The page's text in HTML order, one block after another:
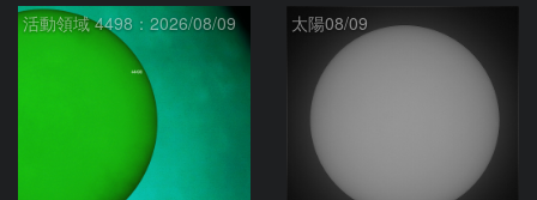
活動領域 4498：2026/08/09 太陽08/09